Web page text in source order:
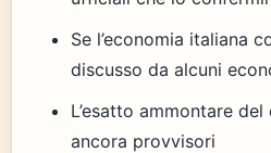
Se l’economia italiana
discusso da alcuni
L’esatto ammontare
ancora provvisori